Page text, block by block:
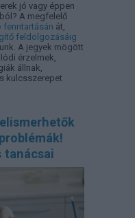
jó vagy éppen
A megfelelő
fenntartásán át,
feldolgozásáig
A jegyek mögött
érzelmek,
állnak,
kulcsszerepet
tanácsai